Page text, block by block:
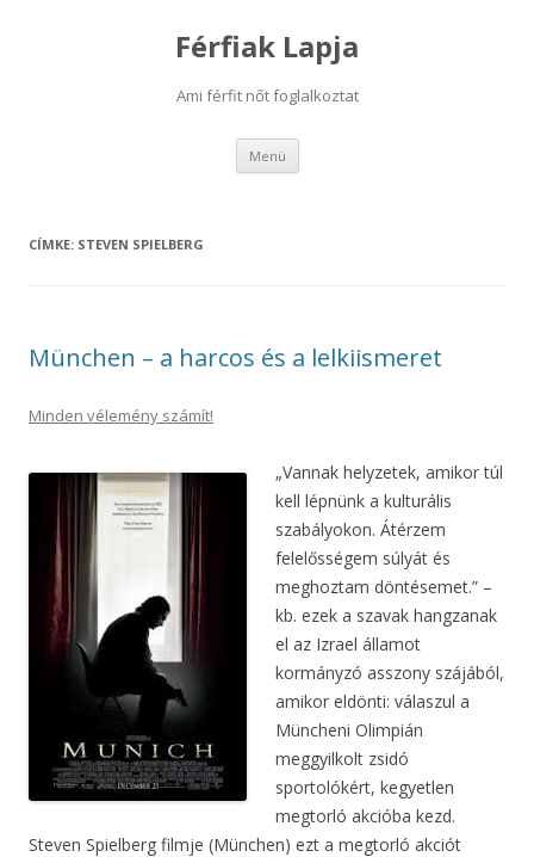
Férfiak Lapja
Ami férfit nőt foglalkoztat
Menü Kilépés
tartalomba
CÍMKE: STEVEN SPIELBERG
München – a harcos és a lelkiismeret
Minden vélemény számít!
„Vannak helyzetek, amikor túl
kell lépnünk a kulturális
szabályokon. Átérzem
felelősségem súlyát és
meghoztam döntésemet.” –
kb. ezek a szavak hangzanak
el az Izrael államot
kormányzó asszony szájából,
amikor eldönti: válaszul a
Müncheni Olimpián
meggyilkolt zsidó
sportolókért, kegyetlen
megtorló akcióba kezd.
Steven Spielberg filmje (München) ezt a megtorló akciót